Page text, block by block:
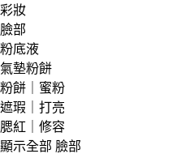
彩妝
臉部
粉底液
氣墊粉餅
粉餅｜蜜粉
遮瑕｜打亮
腮紅｜修容
顯示全部 臉部